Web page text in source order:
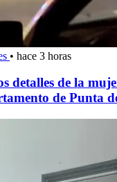
• hace 3 horas
detalles de la
de Punta